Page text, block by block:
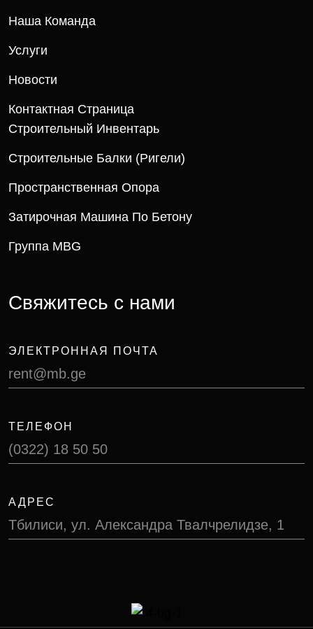
Наша Команда
Услуги
Новости
Контактная Страница
Строительный Инвентарь
Строительные Балки (ригели)
Пространственная Опора
Затирочная Машина По Бетону
Группа MBG
Свяжитесь с нами
ЭЛЕКТРОННАЯ ПОЧТА
rent@mb.ge
ТЕЛЕФОН
(0322) 18 50 50
АДРЕС
Тбилиси, ул. Александра Твалчрелидзе, 1